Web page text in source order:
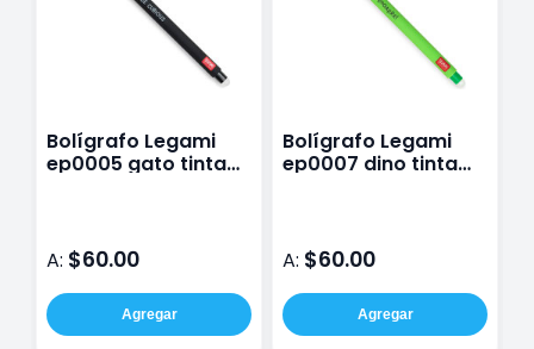
Bolígrafo Legami
ep0005 gato tinta
A: $60.00
Agregar
Bolígrafo Legami
ep0007 dino tinta
A: $60.00
Agregar